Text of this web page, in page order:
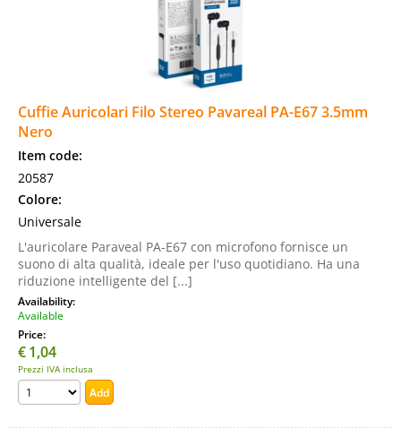
Cuffie Auricolari Filo Stereo Pavareal PA-E67 3.5mm
Nero
Item code:
20587
Colore:
Universale
L'auricolare Paraveal PA-E67 con microfono fornisce un
suono di alta qualità, ideale per l'uso quotidiano. Ha una
riduzione intelligente del [...]
Availability:
Available
Price:
€1,04
Prezzi IVA inclusa